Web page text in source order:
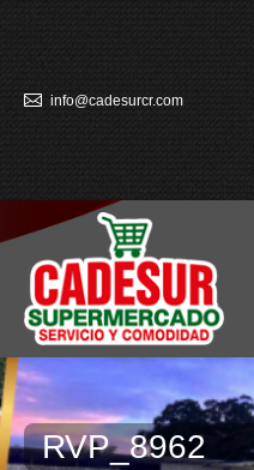
info@cadesurcr.com
RVP_8962